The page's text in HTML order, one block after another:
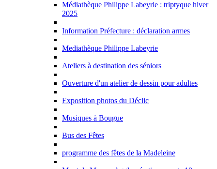
Médiathèque Philippe Labeyrie : triptyque hiver
2025
Information Préfecture : déclaration armes
Mediathèque Philippe Labeyrie
Ateliers à destination des séniors
Ouverture d'un atelier de dessin pour adultes
Exposition photos du Déclic
Musiques à Bougue
Bus des Fêtes
programme des fêtes de la Madeleine